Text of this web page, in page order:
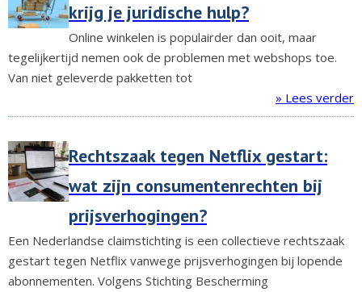
krijg je juridische hulp?
Online winkelen is populairder dan ooit, maar
tegelijkertijd nemen ook de problemen met webshops toe.
Van niet geleverde pakketten tot
» Lees verder
Rechtszaak tegen Netflix gestart:
wat zijn consumentenrechten bij
prijsverhogingen?
Een Nederlandse claimstichting is een collectieve rechtszaak
gestart tegen Netflix vanwege prijsverhogingen bij lopende
abonnementen. Volgens Stichting Bescherming